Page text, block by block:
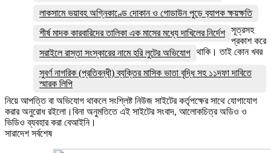
লাকসামে ভয়াবহ অগ্নিকাণ্ডে দোকান ও গোডাউন পুড়ে ব‍্যাপক ক্ষয়ক্ষতি
শীর্ষ মাদক কারবারিদের তালিকা এক মাসের মধ্যে দাখিলের নির্দেশ
সরাইলে রাস্তা সংস্কারের নামে হরি লুটের অভিযোগ
সুবর্ণ নাগরিক (প্রতিবন্ধী) ব্যক্তির মাসিক ভাতা বৃদ্ধি সহ ১১দফা দাবিতে
স্মারক লিপি
সূত্রসহ
প্রকাশ করে
থাকি। তাই কোন খবর
নিয়ে আপত্তি বা অভিযোগ থাকলে সংশ্লিষ্ট নিউজ সাইটের কর্তৃপক্ষের সাথে যোগাযোগ
করার অনুরোধ রইলো।বিনা অনুমতিতে এই সাইটের সংবাদ, আলোকচিত্র অডিও ও
ভিডিও ব্যবহার করা বেআইনি।
সারাদেশ সর্বশেষ